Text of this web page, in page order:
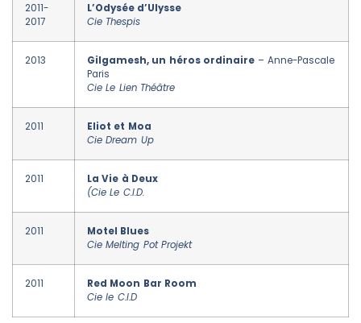
2011-
2017
L’Odysée d’Ulysse
Cie Thespis
2013 Gilgamesh, un héros ordinaire– Anne-Pascale
Paris
Cie Le Lien Théâtre
2011
Eliot et Moa
Cie Dream Up
2011
La Vie à Deux
(Cie Le C.I.D.
2011
Motel Blues
Cie Melting Pot Projekt
2011
Red Moon Bar Room
Cie le C.I.D